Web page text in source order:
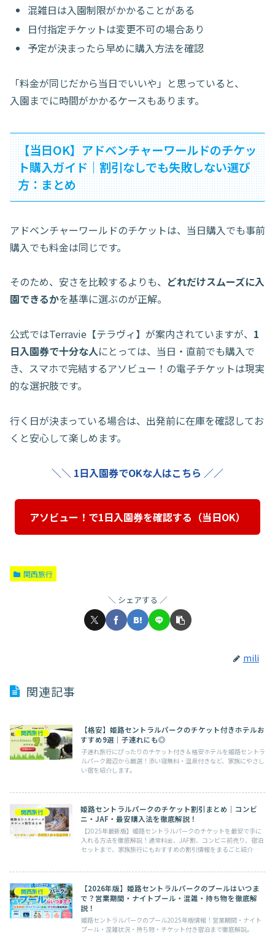
混雑日は入園制限がかかることがある
日付指定チケットは変更不可の場合あり
予定が決まったら早めに購入方法を確認
「料金が同じだから当日でいいや」と思っていると、
入園までに時間がかかるケースもあります。
【当日OK】アドベンチャーワールドのチケッ
ト購入ガイド｜割引なしでも失敗しない選び
方：まとめ
アドベンチャーワールドのチケットは、当日購入でも事前
購入でも料金は同じです。
そのため、安さを比較するよりも、 どれだけスムーズに入
園できるかを基準に選ぶのが正解。
公式ではTerravie【テラヴィ】が案内されていますが、 1
日入園券で十分な人にとっては、当日・直前でも購入で
き、スマホで完結するアソビュー！の電子チケットは現実
的な選択肢です。
行く日が決まっている場合は、出発前に在庫を確認してお
くと安心して楽しめます。
＼＼ 1日入園券でOKな人はこちら ／／
アソビュー！で1日入園券を確認する（当日OK）
関西旅行
シェアする
mili
関連記事
関西旅行
【格安】姫路セントラルパークのチケット付きホテルお
すすめ9選｜子連れにも◎
子連れ旅行にぴったりのチケット付き＆格安ホテルを姫路セントラ
ルパーク周辺から厳選！添い寝無料・温泉付きなど、家族にやさし
い宿を紹介します。
関西旅行
姫路セントラルパークのチケット割引まとめ｜コンビ
ニ・JAF・最安購入法を徹底解説！
【2025年最新版】姫路セントラルパークのチケットを最安で手に
入れる方法を徹底解説！通常料金、JAF割、コンビニ前売り、宿泊
セットまで、家族旅行にもおすすめの割引情報をまるごと紹介。迷
関西旅行
【2026年版】姫路セントラルパークのプールはいつま
で？営業期間・ナイトプール・混雑・持ち物を徹底解
説！
姫路セントラルパークのプール2025年版情報！営業期間・ナイト
プール・混雑状況・持ち物・チケット付き宿泊まで徹底解説。